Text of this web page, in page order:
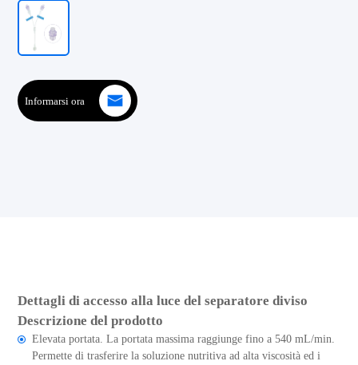
Informarsi ora
Dettagli di accesso alla luce del separatore diviso
Descrizione del prodotto
Elevata portata. La portata massima raggiunge fino a 540 mL/min.
Permette di trasferire la soluzione nutritiva ad alta viscosità ed i